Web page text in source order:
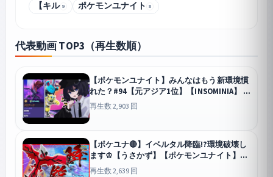
【キル 9 ポケモンユナイト 8
代表動画 TOP3（再生数順）
【ポケモンユナイト】みんなはもう新環境慣
れた？#94【元アジア1位】【INSOMINIA】
ユナイト
再生数 2,903 回
【ポケユナ🔴】イベルタル降臨!?環境破壊し
ます♔【うさかず】【ポケモンユナイト】
#110
ユナイト
再生数 2,639 回